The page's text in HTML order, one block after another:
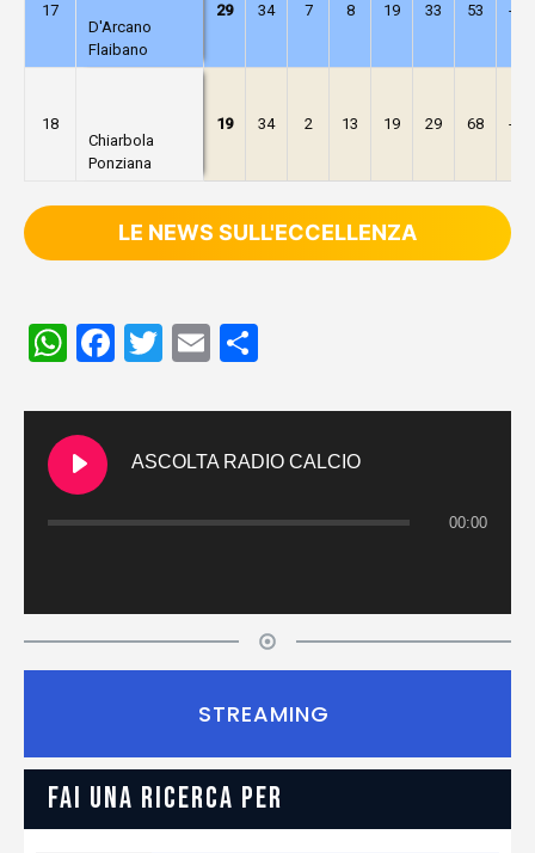
17
D'Arcano
Flaibano
29 34 7 8 19 33 53 -20
18
Chiarbola
Ponziana
19 34 2 13 19 29 68 -39
LE NEWS SULL'ECCELLENZA
WhatsApp
Facebook
Twitter
Email
ASCOLTA RADIO CALCIO
00:00
STREAMING
FAI UNA RICERCA PER